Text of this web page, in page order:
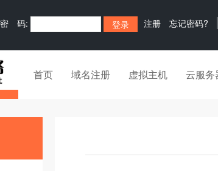
密 码: 注册 忘记密码?
首页 域名注册 虚拟主机 云服务